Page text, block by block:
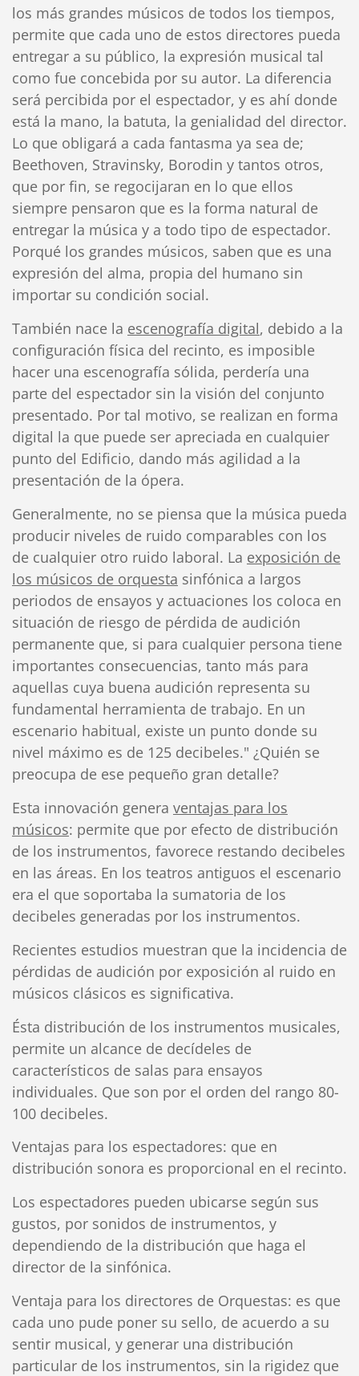
los más grandes músicos de todos los tiempos,
permite que cada uno de estos directores pueda
entregar a su público, la expresión musical tal
como fue concebida por su autor. La diferencia
será percibida por el espectador, y es ahí donde
está la mano, la batuta, la genialidad del director.
Lo que obligará a cada fantasma ya sea de;
Beethoven, Stravinsky, Borodin y tantos otros,
que por fin, se regocijaran en lo que ellos
siempre pensaron que es la forma natural de
entregar la música y a todo tipo de espectador.
Porqué los grandes músicos, saben que es una
expresión del alma, propia del humano sin
importar su condición social.
También nace la escenografía digital, debido a la
configuración física del recinto, es imposible
hacer una escenografía sólida, perdería una
parte del espectador sin la visión del conjunto
presentado. Por tal motivo, se realizan en forma
digital la que puede ser apreciada en cualquier
punto del Edificio, dando más agilidad a la
presentación de la ópera.
Generalmente, no se piensa que la música pueda
producir niveles de ruido comparables con los
de cualquier otro ruido laboral. La exposición de
los músicos de orquesta sinfónica a largos
periodos de ensayos y actuaciones los coloca en
situación de riesgo de pérdida de audición
permanente que, si para cualquier persona tiene
importantes consecuencias, tanto más para
aquellas cuya buena audición representa su
fundamental herramienta de trabajo. En un
escenario habitual, existe un punto donde su
nivel máximo es de 125 decibeles." ¿Quién se
preocupa de ese pequeño gran detalle?
Esta innovación genera ventajas para los
músicos: permite que por efecto de distribución
de los instrumentos, favorece restando decibeles
en las áreas. En los teatros antiguos el escenario
era el que soportaba la sumatoria de los
decibeles generadas por los instrumentos.
Recientes estudios muestran que la incidencia de
pérdidas de audición por exposición al ruido en
músicos clásicos es significativa.
Ésta distribución de los instrumentos musicales,
permite un alcance de decídeles de
característicos de salas para ensayos
individuales. Que son por el orden del rango 80-
100 decibeles.
Ventajas para los espectadores: que en
distribución sonora es proporcional en el recinto.
Los espectadores pueden ubicarse según sus
gustos, por sonidos de instrumentos, y
dependiendo de la distribución que haga el
director de la sinfónica.
Ventaja para los directores de Orquestas: es que
cada uno pude poner su sello, de acuerdo a su
sentir musical, y generar una distribución
particular de los instrumentos, sin la rigidez que